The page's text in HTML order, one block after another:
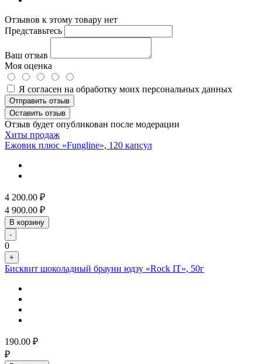
Отзывов к этому товару нет
Представьтесь
Ваш отзыв
Моя оценка
Я согласен на обработку моих персональных данных
Отправить отзыв
Оставить отзыв
Отзыв будет опубликован после модерации
Хиты продаж
Ежовик плюс «Fungline», 120 капсул
4 200.00 ₽
4 900.00 ₽
В корзину
-
0
+
Бисквит шоколадный брауни юдзу «Rock IT», 50г
190.00 ₽
₽